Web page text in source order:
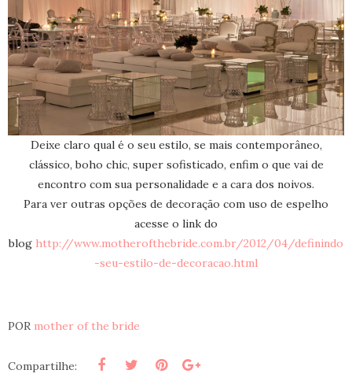
Deixe claro qual é o seu estilo, se mais contemporâneo,
clássico, boho chic, super sofisticado, enfim o que vai de
encontro com sua personalidade e a cara dos noivos.
Para ver outras opções de decoração com uso de espelho
acesse o link do
blog http://www.motherofthebride.com.br/2012/04/definindo
-seu-estilo-de-decoracao.html
POR mother of the bride
Compartilhe: